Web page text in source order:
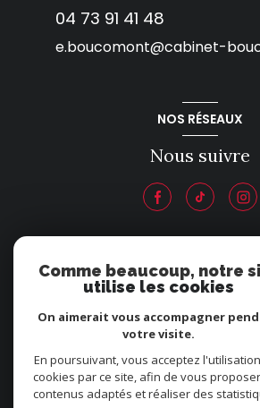
04 73 91 41 48
e.boucomont@cabinet-
NOS RÉSEAUX
Nous suivre
ADHÉRENTS
Comme beaucoup, notre
utilise les cookies
On aimerait vous accompagner
votre visite.
En poursuivant, vous acceptez
cookies par ce site, afin de vous
contenus adaptés et réaliser des